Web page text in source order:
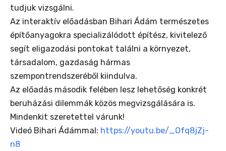
tudjuk vizsgálni.
Az interaktív előadásban Bihari Ádám természetes
építőanyagokra specializálódott építész, kivitelező
segít eligazodási pontokat találni a környezet,
társadalom, gazdaság hármas
szempontrendszeréből kiindulva.
Az előadás második felében lesz lehetőség konkrét
beruházási dilemmák közös megvizsgálására is.
Mindenkit szeretettel várunk!
Videó Bihari Ádámmal: https://youtu.be/_Ofq8jZj-
n8